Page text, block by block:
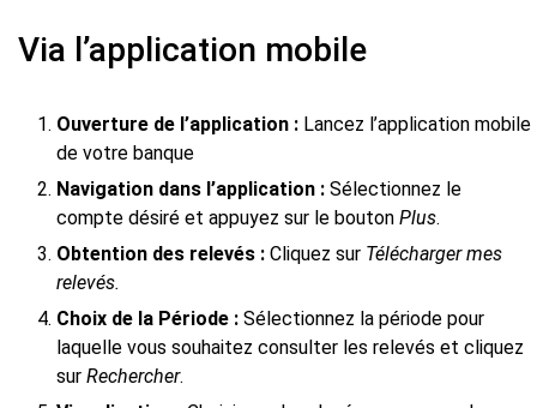
Via l’application mobile
Ouverture de l’application : Lancez l’application mobile
de votre banque
Navigation dans l’application : Sélectionnez le
compte désiré et appuyez sur le bouton Plus.
Obtention des relevés : Cliquez sur Télécharger mes
relevés.
Choix de la Période : Sélectionnez la période pour
laquelle vous souhaitez consulter les relevés et cliquez
sur Rechercher.